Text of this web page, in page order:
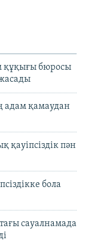
құқығы бюросы
адам қамаудан
қауіпсіздік пән
бола
сауалнамада